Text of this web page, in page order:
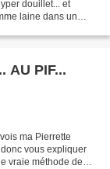
douillet... et
laine dans un
AU PIF...
ma Pierrette
vous expliquer
vraie méthode de